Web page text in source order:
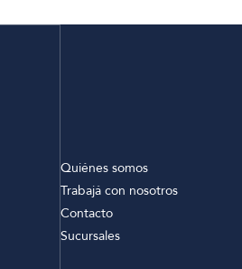
Quiénes somos
Trabajá con nosotros
Contacto
Sucursales